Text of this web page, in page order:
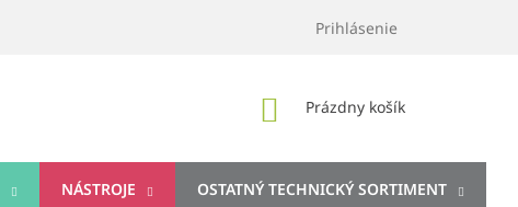
Prihlásenie
NÁKUPNÝ
Prázdny košík
NÁSTROJE OSTATNÝ TECHNICKÝ SORTIMENT